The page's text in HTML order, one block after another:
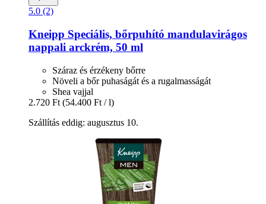
5.0 (2)
Kneipp Speciális, bőrpuhító mandulavirágos
nappali arckrém, 50 ml
Száraz és érzékeny bőrre
Növeli a bőr puhaságát és a rugalmasságát
Shea vajjal
2.720 Ft (54.400 Ft / l)
Szállítás eddig: augusztus 10.